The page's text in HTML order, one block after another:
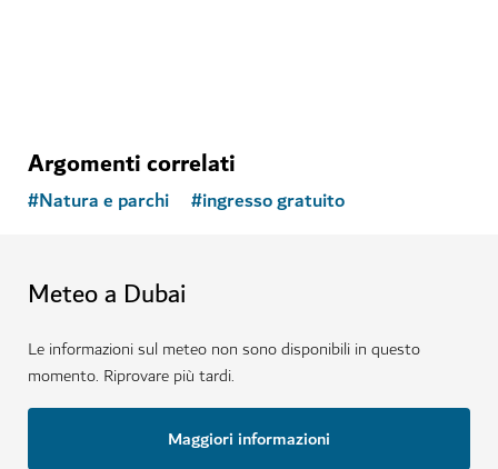
Argomenti correlati
#Natura e parchi #ingresso gratuito
Meteo a Dubai
Le informazioni sul meteo non sono disponibili in questo
momento. Riprovare più tardi.
Maggiori informazioni